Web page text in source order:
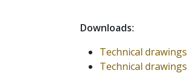
Downloads:
Technical drawings
Technical drawings